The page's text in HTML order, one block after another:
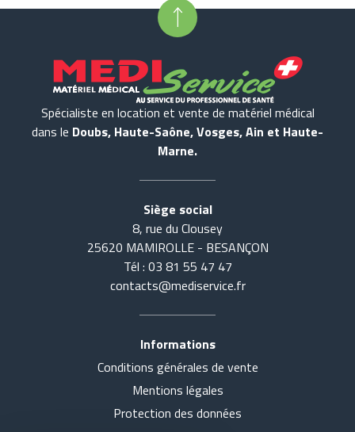
Spécialiste en location et vente de matériel médical
dans le Doubs, Haute-Saône, Vosges, Ain et Haute-
Marne.
Siège social
8, rue du Clousey
25620 MAMIROLLE - BESANÇON
Tél : 03 81 55 47 47
contacts@mediservice.fr
Informations
Conditions générales de vente
Mentions légales
Protection des données